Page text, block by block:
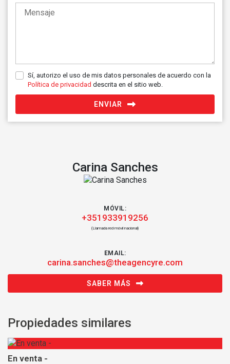
Sí, autorizo el uso de mis datos personales de acuerdo con la
Política de privacidad descrita en el sitio web.
ENVIAR
Carina Sanches
MÓVIL:
+351933919256
(Llamada red móvil nacional)
EMAIL:
carina.sanches@theagencyre.com
SABER MÁS
Propiedades similares
En venta -